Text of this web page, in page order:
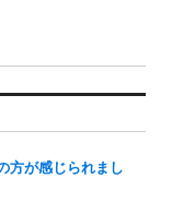
方が感じられまし